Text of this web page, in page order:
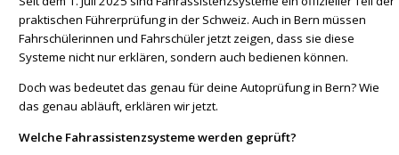
praktischen Führerprüfung in der Schweiz. Auch in Bern müssen
Fahrschülerinnen und Fahrschüler jetzt zeigen, dass sie diese
Systeme nicht nur erklären, sondern auch bedienen können.
Doch was bedeutet das genau für deine Autoprüfung in Bern? Wie
das genau abläuft, erklären wir jetzt.
Welche Fahrassistenzsysteme werden geprüft?